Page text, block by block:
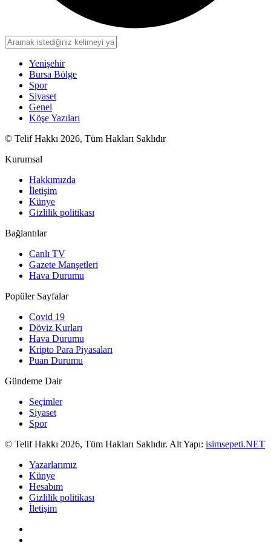
Yenişehir
Bursa Bölge
Spor
Siyaset
Genel
Köşe Yazıları
© Telif Hakkı 2026, Tüm Hakları Saklıdır
Kurumsal
Hakkımızda
İletişim
Künye
Gizlilik politikası
Bağlantılar
Canlı TV
Gazete Manşetleri
Hava Durumu
Popüler Sayfalar
Covid 19
Döviz Kurları
Hava Durumu
Kripto Para Piyasaları
Puan Durumu
Gündeme Dair
Seçimler
Siyaset
Spor
© Telif Hakkı 2026, Tüm Hakları Saklıdır. Alt Yapı: isimsepeti.NET
Yazarlarımız
Künye
Hesabım
Gizlilik politikası
İletişim